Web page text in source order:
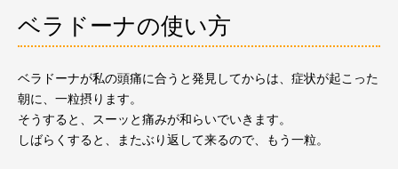
ベラドーナの使い方
ベラドーナが私の頭痛に合うと発見してからは、症状が起こった
朝に、一粒摂ります。
そうすると、スーッと痛みが和らいでいきます。
しばらくすると、またぶり返して来るので、もう一粒。